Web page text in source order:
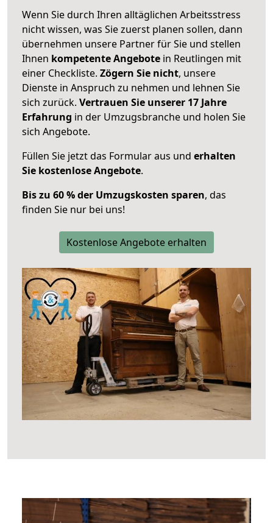
Wenn Sie durch Ihren alltäglichen Arbeitsstress
nicht wissen, was Sie zuerst planen sollen, dann
übernehmen unsere Partner für Sie und stellen
Ihnen kompetente Angebote in Reutlingen mit
einer Checkliste. Zögern Sie nicht, unsere
Dienste in Anspruch zu nehmen und lehnen Sie
sich zurück. Vertrauen Sie unserer 17 Jahre
Erfahrung in der Umzugsbranche und holen Sie
sich Angebote.
Füllen Sie jetzt das Formular aus und erhalten
Sie kostenlose Angebote.
Bis zu 60 % der Umzugskosten sparen, das
finden Sie nur bei uns!
Kostenlose Angebote erhalten